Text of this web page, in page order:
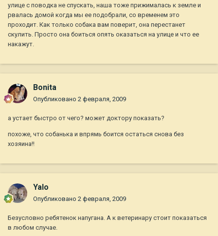
улице с поводка не спускать, наша тоже прижималась к земле и
рвалась домой когда мы ее подобрали, со временем это
проходит. Как только собака вам поверит, она перестанет
скулить. Просто она боиться опять оказаться на улице и что ее
накажут.
Bonita
Опубликовано 2 февраля, 2009
а устает быстро от чего? может доктору показать?
похоже, что собанька и впрямь боится остаться снова без
хозяина!!
Yalo
Опубликовано 2 февраля, 2009
Безусловно ребятенок напугана. А к ветеринару стоит показаться
в любом случае.